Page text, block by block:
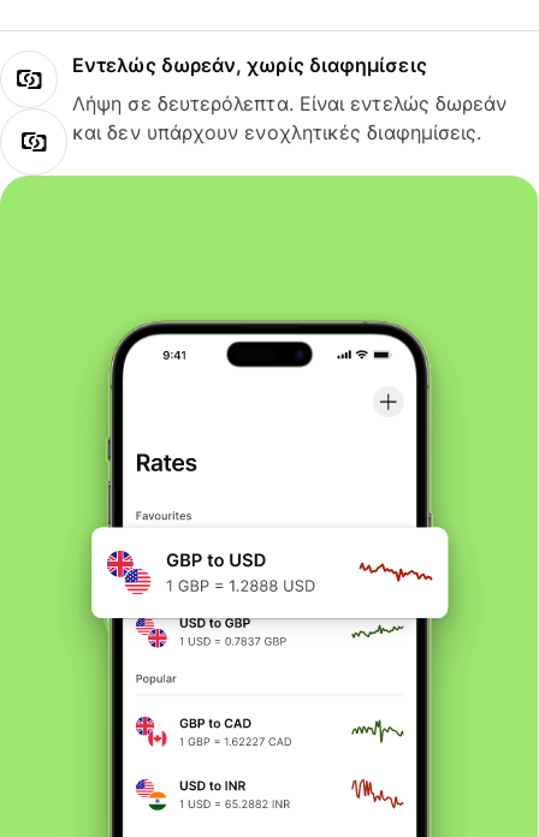
Εντελώς δωρεάν, χωρίς διαφημίσεις
Λήψη σε δευτερόλεπτα. Είναι εντελώς δωρεάν
και δεν υπάρχουν ενοχλητικές διαφημίσεις.